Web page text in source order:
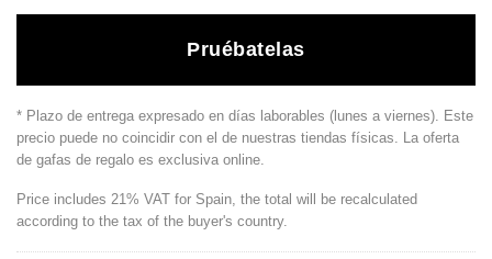
Pruébatelas
* Plazo de entrega expresado en días laborables (lunes a viernes). Este
precio puede no coincidir con el de nuestras tiendas físicas. La oferta
de gafas de regalo es exclusiva online.
Price includes 21% VAT for Spain, the total will be recalculated
according to the tax of the buyer's country.